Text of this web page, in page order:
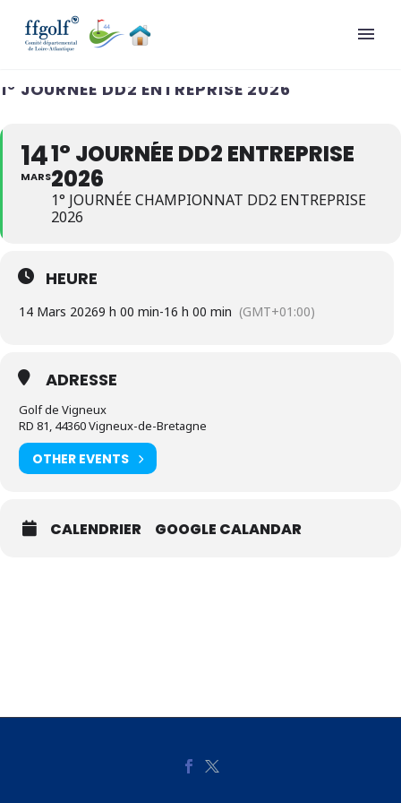
1° JOURNÉE DD2 ENTREPRISE 2026
14
MARS
1° JOURNÉE DD2 ENTREPRISE
2026
1° JOURNÉE CHAMPIONNAT DD2 ENTREPRISE
2026
HEURE
14 Mars 20269 h 00 min-16 h 00 min (GMT+01:00)
ADRESSE
Golf de Vigneux
RD 81, 44360 Vigneux-de-Bretagne
OTHER EVENTS
CALENDRIER GOOGLE CALANDAR